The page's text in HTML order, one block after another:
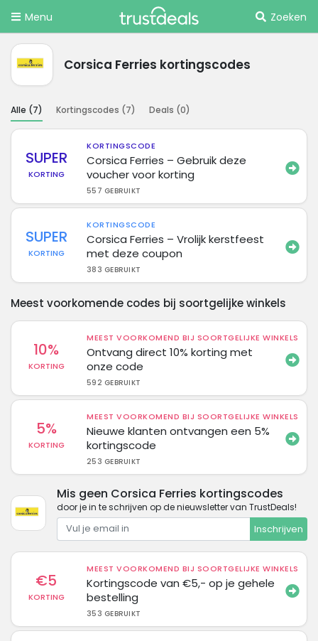
Menu Zoeken
Corsica Ferries kortingscodes
Alle (7) Kortingscodes (7) Deals (0)
SUPER
KORTING
KORTINGSCODE
Corsica Ferries – Gebruik deze
voucher voor korting
557 GEBRUIKT
SUPER
KORTING
KORTINGSCODE
Corsica Ferries – Vrolijk kerstfeest
met deze coupon
383 GEBRUIKT
Meest voorkomende codes bij soortgelijke winkels
10%
KORTING
MEEST VOORKOMEND BIJ SOORTGELIJKE WINKELS
Ontvang direct 10% korting met
onze code
592 GEBRUIKT
5%
KORTING
MEEST VOORKOMEND BIJ SOORTGELIJKE WINKELS
Nieuwe klanten ontvangen een 5%
kortingscode
253 GEBRUIKT
Mis geen Corsica Ferries kortingscodes
door je in te schrijven op de nieuwsletter van TrustDeals!
Inschrijven
€5
KORTING
MEEST VOORKOMEND BIJ SOORTGELIJKE WINKELS
Kortingscode van €5,- op je gehele
bestelling
353 GEBRUIKT